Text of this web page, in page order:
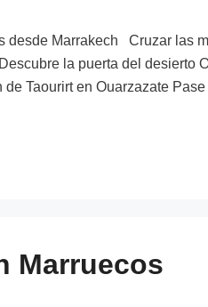
desde Marrakech Cruzar las
la puerta del desierto
Taourirt en Ouarzazate
Marruecos